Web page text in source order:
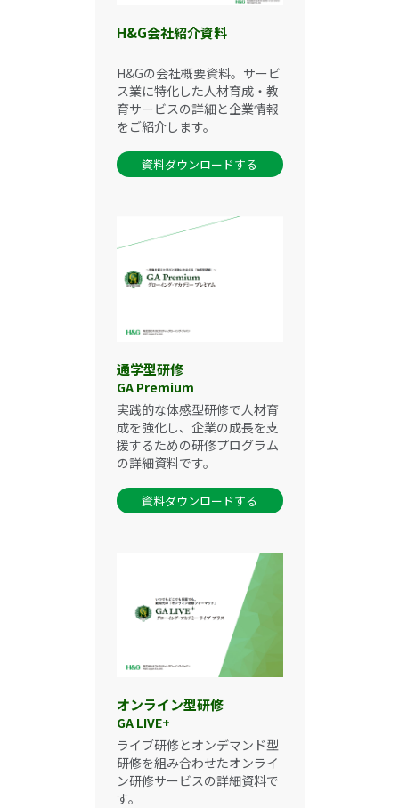
H&G会社紹介資料
H&Gの会社概要資料。サービ
ス業に特化した人材育成・教
育サービスの詳細と企業情報
をご紹介します。
資料ダウンロードする
通学型研修
GA Premium
実践的な体感型研修で人材育
成を強化し、企業の成長を支
援するための研修プログラム
の詳細資料です。
資料ダウンロードする
オンライン型研修
GA LIVE+
ライブ研修とオンデマンド型
研修を組み合わせたオンライ
ン研修サービスの詳細資料で
す。